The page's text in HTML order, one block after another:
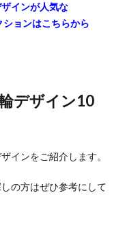
インが人気な
ョンはこちらから
デザイン10
インをご紹介します。
の方はぜひ参考にして